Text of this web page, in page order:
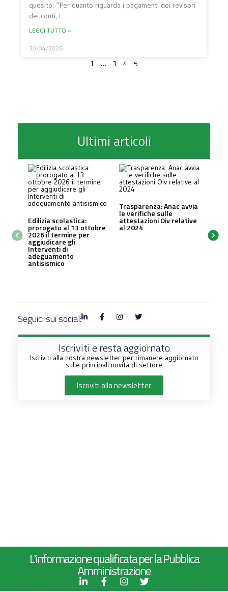
quesito: “Per quanto riguarda i pagamenti dei revisori
dei conti, i
LEGGI TUTTO »
30/04/2026
1 … 3 4 5
Ultimi articoli
Edilizia scolastica:
prorogato al 13 ottobre
2026 il termine per
aggiudicare gli
Interventi di
adeguamento
antisismico
Trasparenza: Anac avvia
le verifiche sulle
attestazioni Oiv relative
al 2024
Seguici sui social:
Iscriviti e resta aggiornato
Iscriviti alla nostra newsletter per rimanere aggiornato
sulle principali novità di settore
Iscriviti alla newsletter
L'informazione qualificata per la Pubblica
Amministrazione